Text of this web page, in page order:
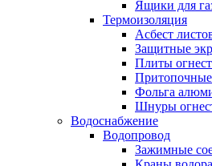
Ящики для
Термоизоляция
Асбест
Защитные
Плиты
Фольга
Шнуры
Водоснабжение
Водопровод
Зажимные